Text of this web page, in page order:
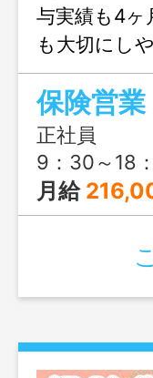
与実績も4ヶ
も大切にし
保険営業
正社員
9：30～18
月給